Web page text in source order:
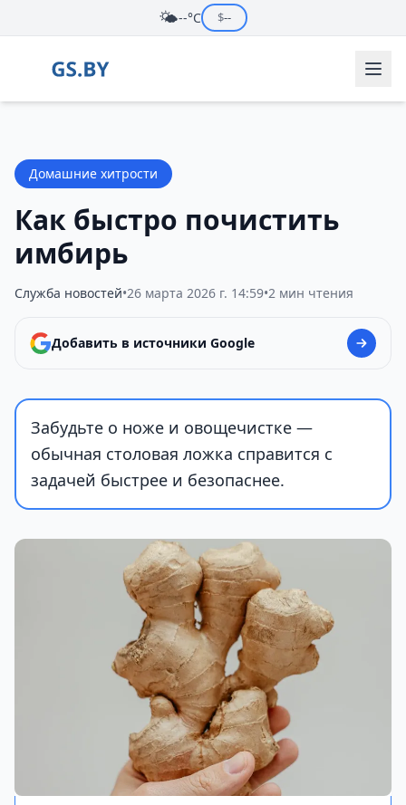
🌤️--°C $--
Домашние хитрости
Как быстро почистить
имбирь
Служба новостей•26 марта 2026 г. 14:59•2 мин чтения
Добавить в источники Google
Забудьте о ноже и овощечистке —
обычная столовая ложка справится с
задачей быстрее и безопаснее.